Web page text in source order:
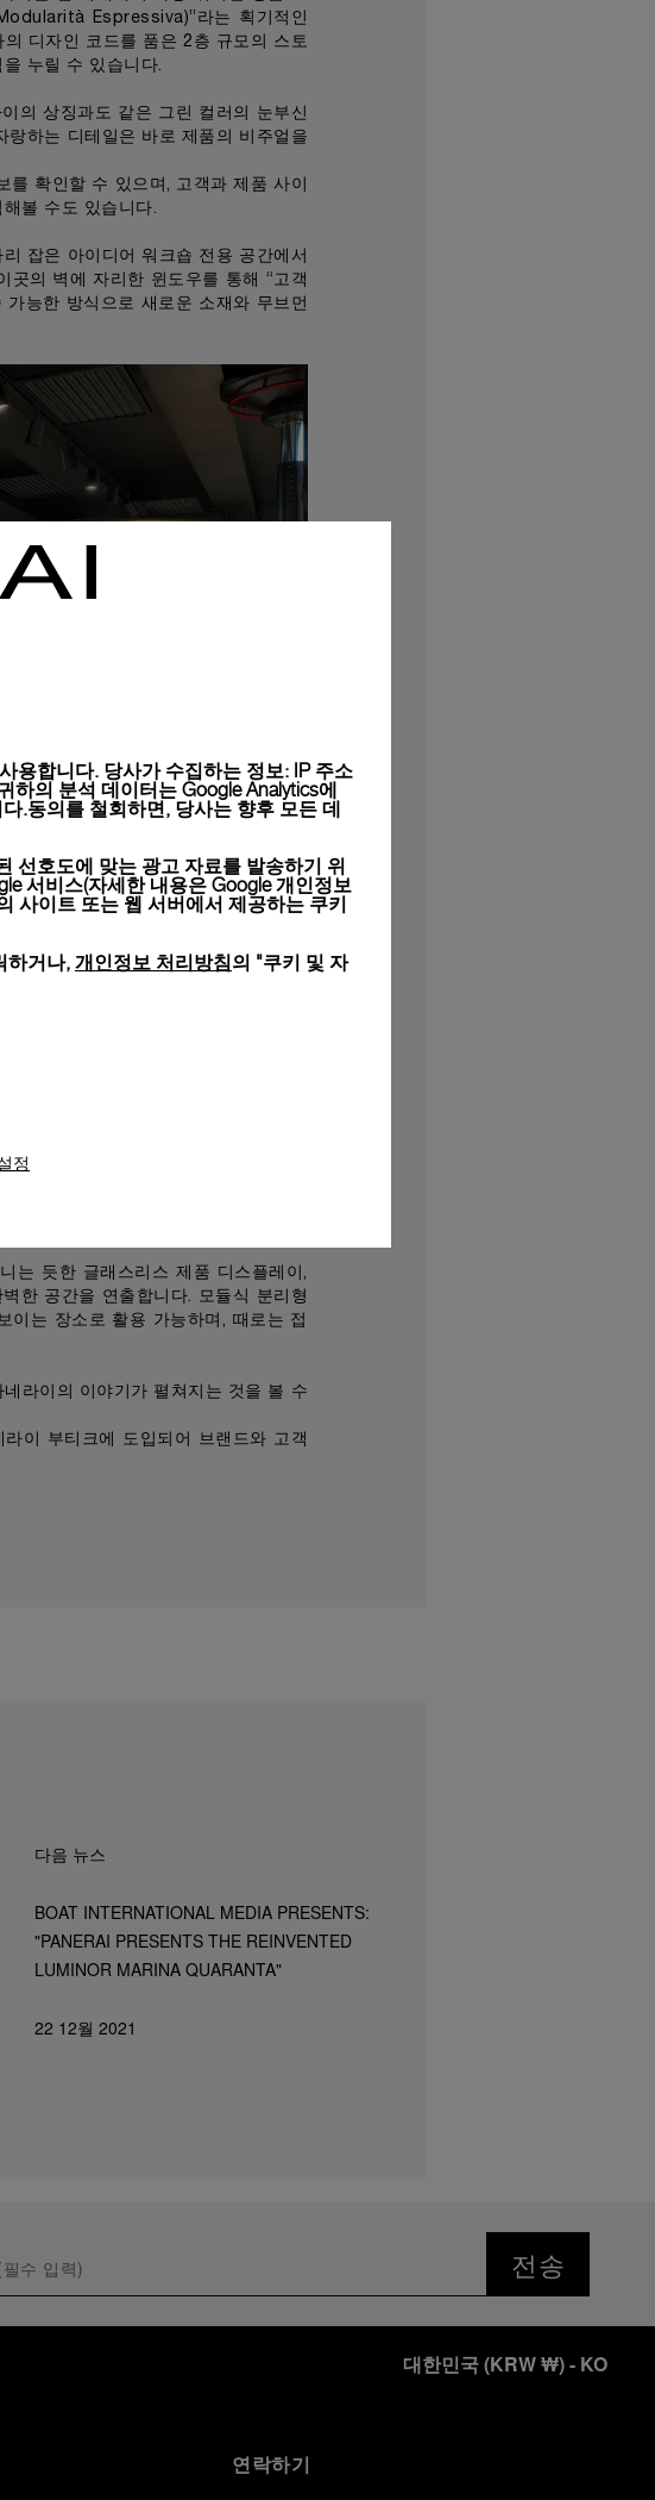
Espressiva)”라는 획기적인
디자인 코드를 품은 2층 규모의 스토
누릴 수 있습니다.
의 상징과도 같은 그린 컬러의 눈부신
랑하는 디테일은 바로 제품의 비주얼을
확인할 수 있으며, 고객과 제품 사이
볼 수도 있습니다.
잡은 아이디어 워크숍 전용 공간에서
의 벽에 자리한 윈도우를 통해 “고객
능한 방식으로 새로운 소재와 무브먼
2층 라운지에도 반영되어 있습니다.
리케이션과 스페셜 에디션 레퍼런스가
으로 공간을 전환할 수 있는 독특한 구
이탈리아 커피 한 모금이나 시그니처
는 듯한 글래스리스 제품 디스플레이,
한 공간을 연출합니다. 모듈식 분리형
이는 장소로 활용 가능하며, 때로는 접
라이의 이야기가 펼쳐지는 것을 볼 수
이 부티크에 도입되어 브랜드와 고객
다음 뉴스
BOAT INTERNATIONAL MEDIA PRESENTS:
"PANERAI PRESENTS THE REINVENTED
LUMINOR MARINA QUARANTA"
22 12월 2021
전송
대한민국(KRW ₩)- KO
연락하기
용합니다. 당사가 수집하는 정보: IP 주소
하의 분석 데이터는 Google Analytics에
.동의를 철회하면, 당사는 향후 모든 데
선호도에 맞는 광고 자료를 발송하기 위
서비스(자세한 내용은 Google 개인정보
사이트 또는 웹 서버에서 제공하는 쿠키
하거나, 개인정보 처리방침의 "쿠키 및 자
정